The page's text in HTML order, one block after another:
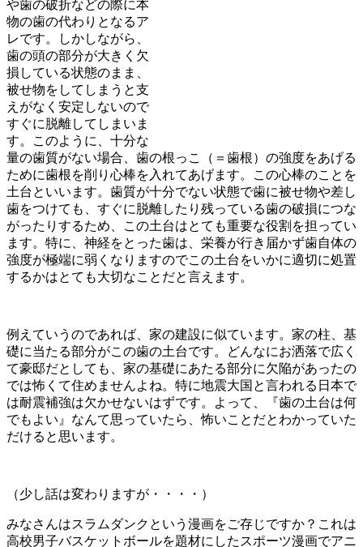
や歯の破折などの際に本
物の歯の代わりとなるア
レです。しかしながら、
歯の頭の部分が大きく欠
損している状態のまま、
被せ物をしてしまうと支
えがなく安定しないので
すぐに脱離してしまいま
す。このように、十分な
量の歯質がない場合、歯の根っこ（＝歯根）の強度をあげる
ために歯根を削り心棒を入れてあげます。この心棒のことを
土台といいます。歯質が十分でない状態で歯に被せ物や差し
歯をつけても、すぐに脱離したり残っている歯の破損につな
がったりするため、この土台はとても重要な役割を担ってい
ます。特に、神経をとった歯は、栄養が行き届かず歯自体の
強度が極端に弱くなりますのでこの土台をいかに適切に処置
するかはとても大切なことだと言えます。
例えていうのであれば、家の建設に似ています。家の柱、基
礎に当たる部分がこの歯の土台です。どんなにお洒落で広く
て豪邸だとしても、家の基礎にあたる部分に欠陥があったの
では怖くて住めませんよね。特に地震大国と言われる日本で
は耐震補強は欠かせないはずです。よって、『歯の土台は何
でもよい』なんて思っていたら、怖いことだとわかっていた
だけると思います。
（少し話は変わりますが・・・・）
みなさんはスラムダンクという漫画をご存じですか？これは
高校男子バスケットボールを題材にしたスポーツ漫画でアニ